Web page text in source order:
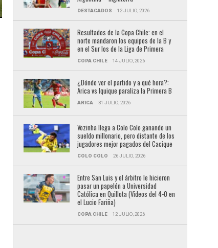
DESTACADOS 12 JULIO, 2026
Resultados de la Copa Chile: en el
norte mandaron los equipos de la B y
en el Sur los de la Liga de Primera
COPA CHILE 14 JULIO, 2026
¿Dónde ver el partido y a qué hora?:
Arica vs Iquique paraliza la Primera B
ARICA 31 JULIO, 2026
Vozinha llega a Colo Colo ganando un
sueldo millonario, pero distante de los
jugadores mejor pagados del Cacique
COLO COLO 26 JULIO, 2026
Entre San Luis y el árbitro le hicieron
pasar un papelón a Universidad
Católica en Quillota (Videos del 4-0 en
el Lucio Fariña)
COPA CHILE 12 JULIO, 2026